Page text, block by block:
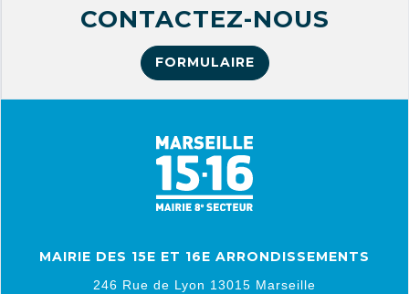
CONTACTEZ-NOUS
FORMULAIRE
MAIRIE DES 15E ET 16E ARRONDISSEMENTS
246 Rue de Lyon 13015 Marseille